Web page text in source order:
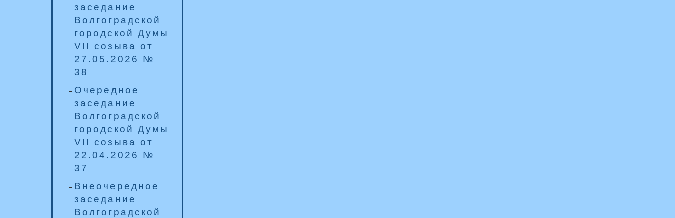
заседание
Волгоградской
городской Думы
VII созыва от
27.05.2026 №
38
Очередное
заседание
Волгоградской
городской Думы
VII созыва от
22.04.2026 №
37
Внеочередное
заседание
Волгоградской